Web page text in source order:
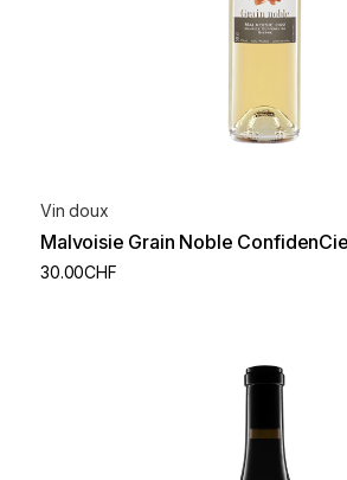
Vin doux
Malvoisie Grain Noble
30.00CHF